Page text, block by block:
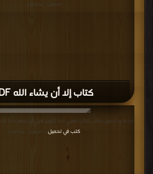
كتاب إلا أن يشاء الله PDF
التحميل : مرة/مرات
قراءة و تحميل كتاب كتاب ضعي حدا للتوتر قبل أن يضع حدا لك PDF مجانا | مكتبة >
كتب في تحميل
| التحميل : مرة/مرات